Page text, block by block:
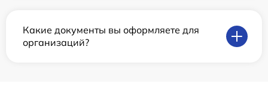
Какие документы вы оформляете для
организаций?